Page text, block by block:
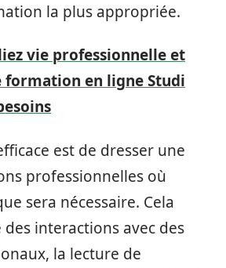
la plus appropriée.
vie professionnelle et
formation en ligne Studi
est de dresser une
professionnelles où
sera nécessaire. Cela
interactions avec des
la lecture de